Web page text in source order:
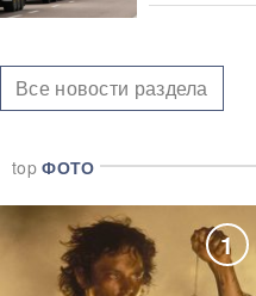
Все новости раздела
topФОТО
1